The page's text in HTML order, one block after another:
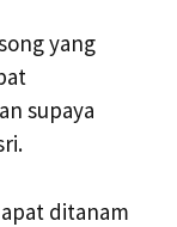
yang
supaya
ditanam